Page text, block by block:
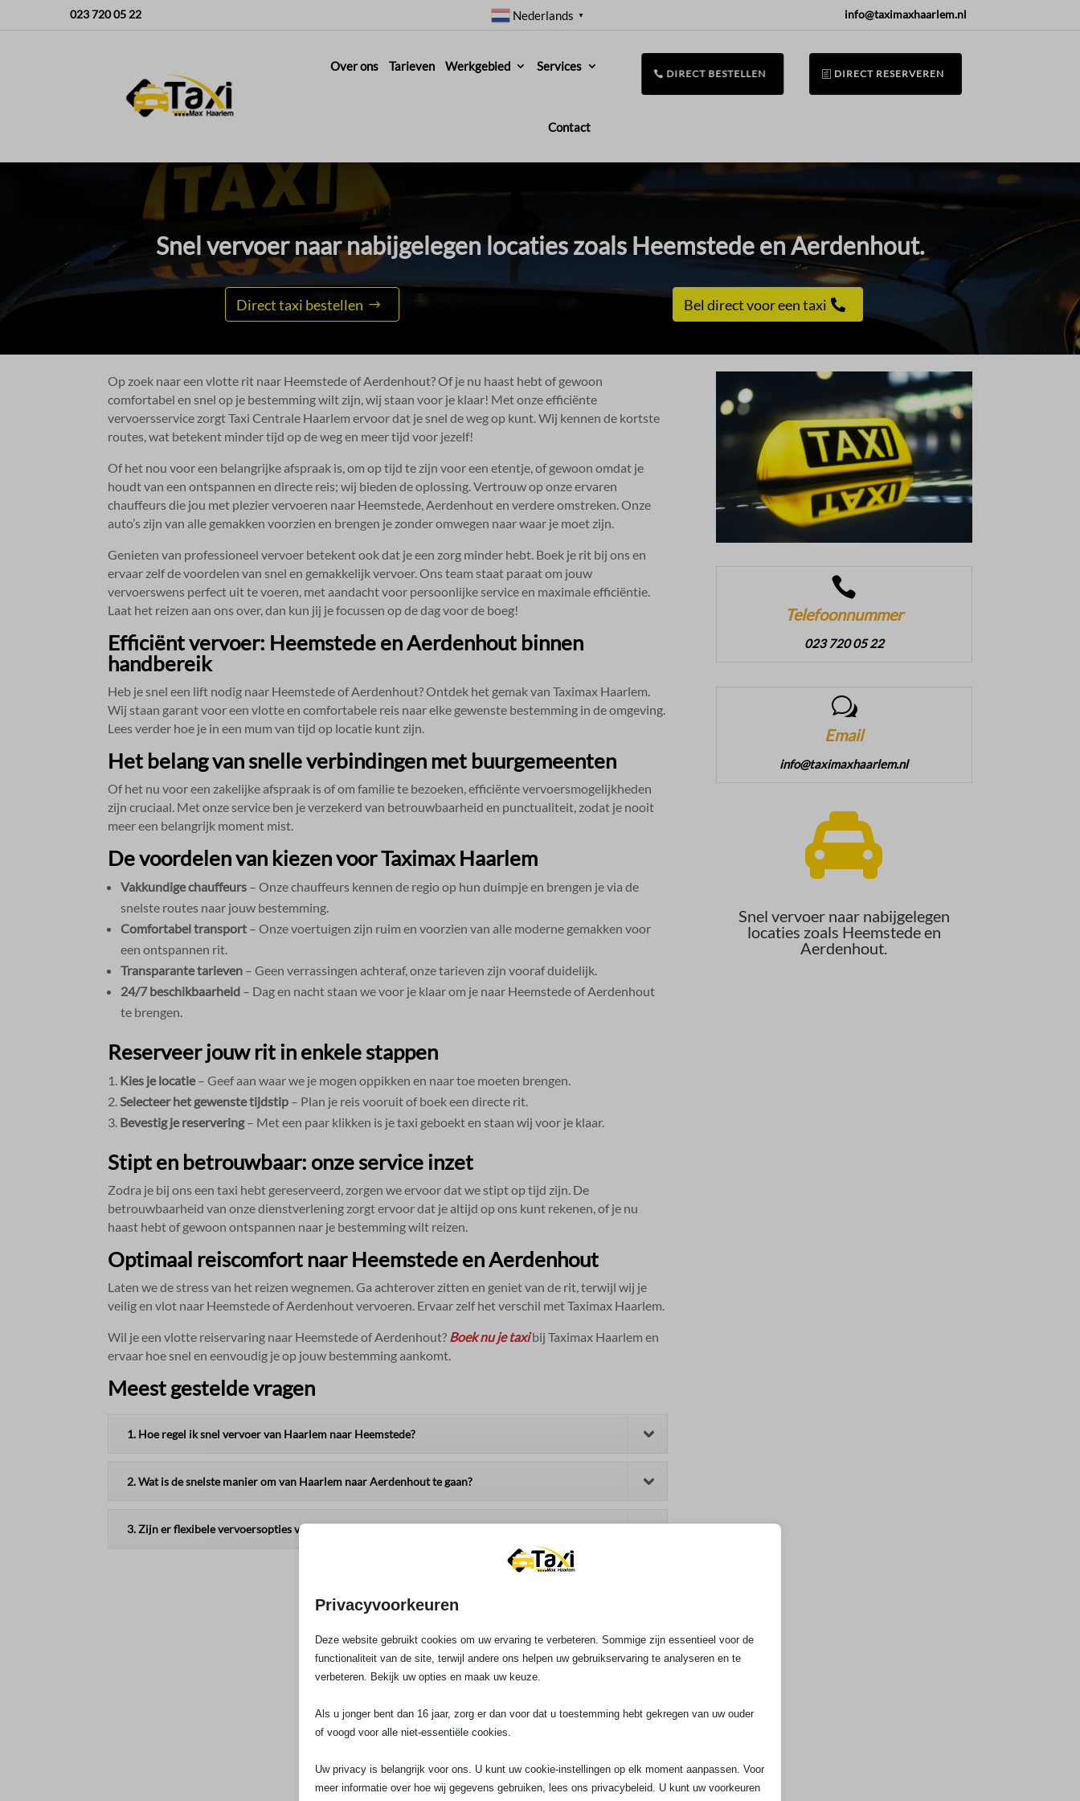
023 720 05 22 Nederlands ▼ info@taximaxhaarlem.nl
Over ons Tarieven Werkgebied Services
Contact
DIRECT BESTELLEN DIRECT RESERVEREN
Snel vervoer naar nabijgelegen locaties zoals Heemstede en Aerdenhout.​
Direct taxi bestellen Bel direct voor een taxi
Op zoek naar een vlotte rit naar Heemstede of Aerdenhout? Of je nu haast hebt of gewoon
comfortabel en snel op je bestemming wilt zijn, wij staan voor je klaar! Met onze efficiënte
vervoersservice zorgt Taxi Centrale Haarlem ervoor dat je snel de weg op kunt.​ Wij kennen de kortste
routes, wat betekent minder tijd op de weg en meer tijd voor jezelf!
Of het nou voor een belangrijke afspraak is, om op tijd te zijn voor een etentje, of gewoon omdat je
houdt van een ontspannen en directe reis; wij bieden de oplossing.​ Vertrouw op onze ervaren
chauffeurs die jou met plezier vervoeren naar Heemstede, Aerdenhout en verdere omstreken.​ Onze
auto’s zijn van alle gemakken voorzien en brengen je zonder omwegen naar waar je moet zijn.​
Genieten van professioneel vervoer betekent ook dat je een zorg minder hebt.​ Boek je rit bij ons en
ervaar zelf de voordelen van snel en gemakkelijk vervoer.​ Ons team staat paraat om jouw
vervoerswens perfect uit te voeren, met aandacht voor persoonlijke service en maximale efficiëntie.​
Laat het reizen aan ons over, dan kun jij je focussen op de dag voor de boeg!
Efficiënt vervoer: Heemstede en Aerdenhout binnen
handbereik
Heb je snel een lift nodig naar Heemstede of Aerdenhout? Ontdek het gemak van Taximax Haarlem.​
Wij staan garant voor een vlotte en comfortabele reis naar elke gewenste bestemming in de omgeving.​
Lees verder hoe je in een mum van tijd op locatie kunt zijn.​
Het belang van snelle verbindingen met buurgemeenten
Of het nu voor een zakelijke afspraak is of om familie te bezoeken, efficiënte vervoersmogelijkheden
zijn cruciaal.​ Met onze service ben je verzekerd van betrouwbaarheid en punctualiteit, zodat je nooit
meer een belangrijk moment mist.​
De voordelen van kiezen voor Taximax Haarlem
Vakkundige chauffeurs – Onze chauffeurs kennen de regio op hun duimpje en brengen je via de
snelste routes naar jouw bestemming.​
Comfortabel transport – Onze voertuigen zijn ruim en voorzien van alle moderne gemakken voor
een ontspannen rit.​
Transparante tarieven – Geen verrassingen achteraf, onze tarieven zijn vooraf duidelijk.​
24/7 beschikbaarheid – Dag en nacht staan we voor je klaar om je naar Heemstede of Aerdenhout
te brengen.​
Reserveer jouw rit in enkele stappen
Kies je locatie– Geef aan waar we je mogen oppikken en naar toe moeten brengen.​
Selecteer het gewenste tijdstip – Plan je reis vooruit of boek een directe rit.​
Bevestig je reservering– Met een paar klikken is je taxi geboekt en staan wij voor je klaar.​
Stipt en betrouwbaar: onze service inzet
Zodra je bij ons een taxi hebt gereserveerd, zorgen we ervoor dat we stipt op tijd zijn.​ De
betrouwbaarheid van onze dienstverlening zorgt ervoor dat je altijd op ons kunt rekenen, of je nu
haast hebt of gewoon ontspannen naar je bestemming wilt reizen.​
Optimaal reiscomfort naar Heemstede en Aerdenhout
Laten we de stress van het reizen wegnemen.​ Ga achterover zitten en geniet van de rit, terwijl wij je
veilig en vlot naar Heemstede of Aerdenhout vervoeren.​ Ervaar zelf het verschil met Taximax Haarlem.​
Wil je een vlotte reiservaring naar Heemstede of Aerdenhout? Boek nu je taxibij Taximax Haarlem en
ervaar hoe snel en eenvoudig je op jouw bestemming aankomt.​
Meest gestelde vragen
1. Hoe regel ik snel vervoer van Haarlem naar Heemstede?
2. Wat is de snelste manier om van Haarlem naar Aerdenhout te gaan?
3. Zijn er flexibele vervoersopties voor last-minute reizen naar Heemstede of Aerdenhout?

Telefoonnummer
023 720 05 22
w
Email
info@taximaxhaarlem.nl

Snel vervoer naar nabijgelegen
locaties zoals Heemstede en
Aerdenhout.​
Privacyvoorkeuren
Deze website gebruikt cookies om uw ervaring te verbeteren. Sommige zijn essentieel voor de
functionaliteit van de site, terwijl andere ons helpen uw gebruikservaring te analyseren en te
verbeteren. Bekijk uw opties en maak uw keuze.
Als u jonger bent dan 16 jaar, zorg er dan voor dat u toestemming hebt gekregen van uw ouder
of voogd voor alle niet-essentiële cookies.
Uw privacy is belangrijk voor ons. U kunt uw cookie-instellingen op elk moment aanpassen. Voor
meer informatie over hoe wij gegevens gebruiken, lees ons privacybeleid. U kunt uw voorkeuren